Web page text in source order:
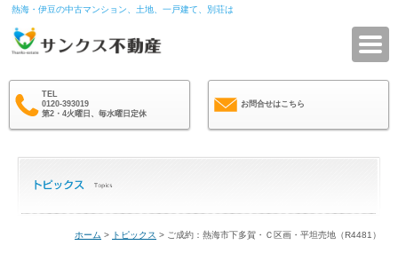
熱海・伊豆の中古マンション、土地、一戸建て、別荘は
TEL
0120-393019
第2・4火曜日、毎水曜日定休
お問合せはこちら
ホーム > トピックス > ご成約：熱海市下多賀・Ｃ区画・平坦売地（R4481）